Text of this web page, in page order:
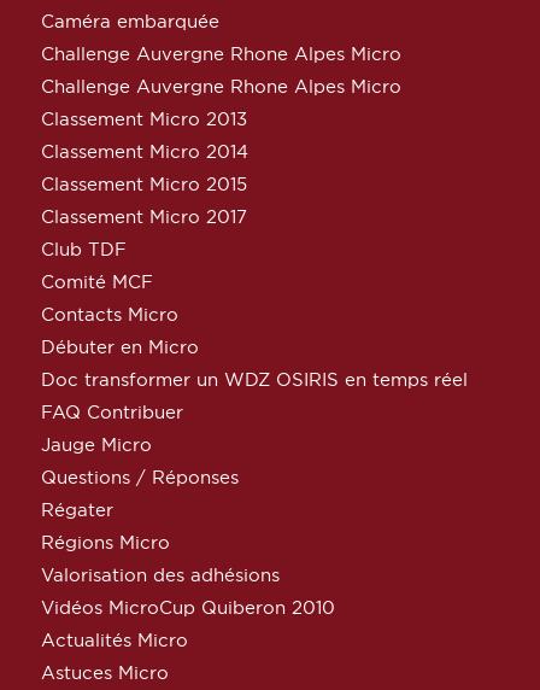
Caméra embarquée
Challenge Auvergne Rhone Alpes Micro
Challenge Auvergne Rhone Alpes Micro
Classement Micro 2013
Classement Micro 2014
Classement Micro 2015
Classement Micro 2017
Club TDF
Comité MCF
Contacts Micro
Débuter en Micro
Doc transformer un WDZ OSIRIS en temps réel
FAQ Contribuer
Jauge Micro
Questions / Réponses
Régater
Régions Micro
Valorisation des adhésions
Vidéos MicroCup Quiberon 2010
Actualités Micro
Astuces Micro